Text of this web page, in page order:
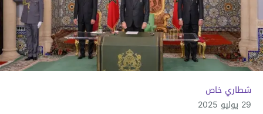
شطاري خاص
29 يوليو 2025